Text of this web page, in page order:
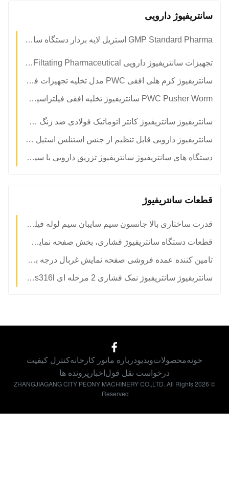
سانتریفیوژ دارویی
GMP Standard Pharma استریل لایه بردار دستگاه سانتریفیوژ از طریق نوع
تجهیزات سانتریفیوژ دارویی PWC Pusher Horizontal Spiral Decharging Filtating Pharmaceutical سانتریفیوژ
سانتریفیوژ کرم هلی افقی PWC مدل تخلیه تجهیزات فیلتر
PWC Pusher Worm سانتریفیوژ تخلیه افقی فیلتراسیون ماشین آلات دارویی
سانتریفیوژ سانتریفیوژ کانتر اتوماتیک فولادی ضد زنگ مورد استفاده در زمینه دارویی
سانتریفیوژ دارویی قابل تنظیم از جنس استنلس استیل PBL برای دستگاه استخراج مواد شیمیایی
دستگاه های سانتریفیوژ سانتریفیوژ تزریق دارویی با سیستم دنده دنده ای
قطعات سانتریفیوژ
قدرت ساختاری بالا جانسون سیم سایبان سیم لوله فیلتر کردن سوراخ داخلی برای آب فیلتر
قطعات دستگاه سانتریفیوژ فشاری، بخش صفحه نمایش غربال
تامین کننده عمده فروشی صفحه نمایش غربال درجه برتر برای Pusher Centrifuge OEM
سانتریفیوژ سانتریفیوژ نمک فشاری 2 مرحله ای ss316l مواد غربال برای خودکار مداوم
خونهمحصولاتویدیودرباره ماتور کارخانهکنترل کیفیت
درخواست نقل قولاخبار پرونده ها
© 2026 ZHANGJIAGANG CITY PEONY MACHINERY CO.,LTD. All Rights
Reserved.